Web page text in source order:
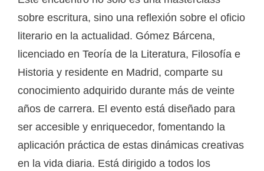
sobre escritura, sino una reflexión sobre el oficio
literario en la actualidad. Gómez Bárcena,
licenciado en Teoría de la Literatura, Filosofía e
Historia y residente en Madrid, comparte su
conocimiento adquirido durante más de veinte
años de carrera. El evento está diseñado para
ser accesible y enriquecedor, fomentando la
aplicación práctica de estas dinámicas creativas
en la vida diaria. Está dirigido a todos los